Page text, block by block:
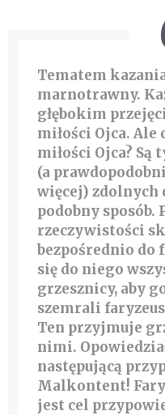
Tematem
marnotrawny.
głębokim
miłości Ojca. Ale
miłości Ojca?
(a
więcej) zdolnych
podobny sposób.
rzeczywistości
bezpośrednio do
się do niego
grzesznicy, aby
szemrali
Ten przyjmuje
nimi.
następującą
Malkontent!
jest cel